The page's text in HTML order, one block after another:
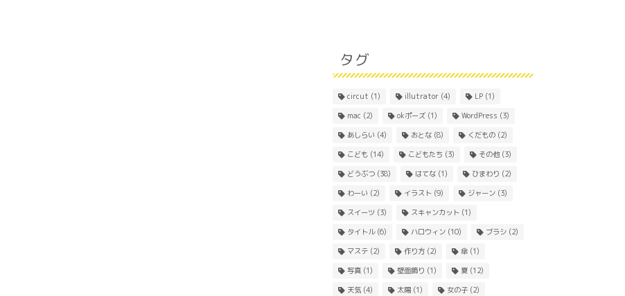
タグ
circut (1) illutrator(4) LP(1)
mac (2) okポーズ(1) WordPress (3)
あしらい (4) おとな(8) くだもの(2)
こども(14) こどもたち (3) その他(3)
どうぶつ(38) はてな(1) ひまわり (2)
わーい (2) イラスト(9) ジャーン(3)
スイーツ (3) スキャンカット(1)
タイトル(6) ハロウィン(10) ブラシ(2)
マステ(2) 作り方(2) 傘(1)
写真(1) 壁面飾り (1) 夏(12)
天気(4) 太陽(1) 女の子(2)